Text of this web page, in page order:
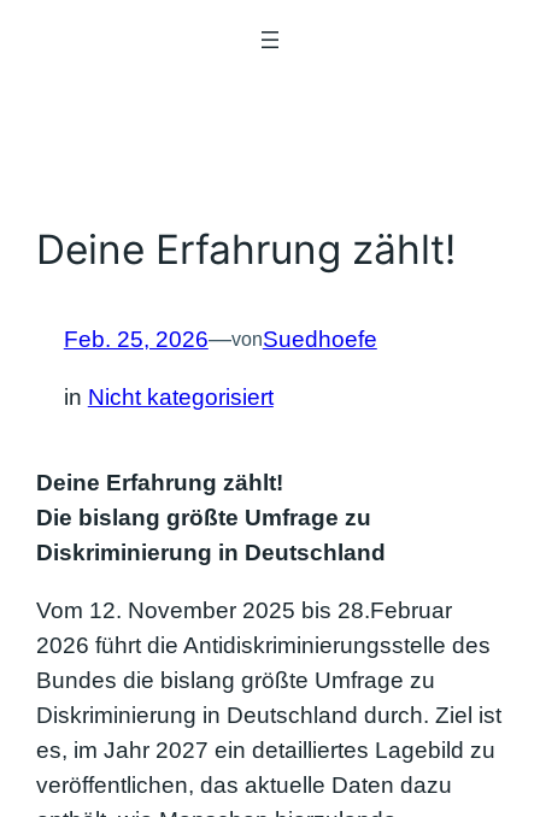
Deine Erfahrung zählt!
Feb. 25, 2026—vonSuedhoefe
in Nicht kategorisiert
Deine Erfahrung zählt!
Die bislang größte Umfrage zu
Diskriminierung in Deutschland
Vom 12. November 2025 bis 28.Februar
2026 führt die Antidiskriminierungsstelle des
Bundes die bislang größte Umfrage zu
Diskriminierung in Deutschland durch. Ziel ist
es, im Jahr 2027 ein detailliertes Lagebild zu
veröffentlichen, das aktuelle Daten dazu